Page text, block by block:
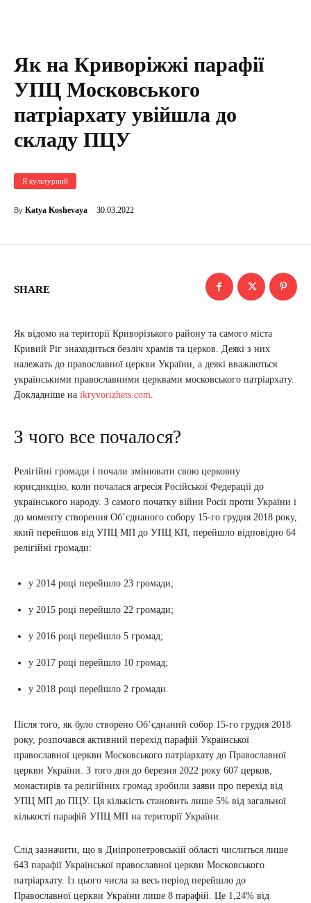
Як на Криворіжжі парафії
УПЦ Московського
патріархату увійшла до
складу ПЦУ
Я культурний
By Katya Koshevaya 30.03.2022
SHARE
Як відомо на території Криворізького району та самого міста
Кривий Ріг знаходиться безліч храмів та церков. Деякі з них
належать до православної церкви України, а деякі вважаються
українськими православними церквами московського патріархату.
Докладніше на ikryvorizhets.com.
З чого все почалося?
Релігійні громади і почали змінювати свою церковну
юрисдикцію, коли почалася агресія Російської Федерації до
українського народу. З самого початку війни Росії проти України і
до моменту створення Об’єднаного собору 15-го грудня 2018 року,
який перейшов від УПЦ МП до УПЦ КП, перейшло відповідно 64
релігійні громади:
у 2014 році перейшло 23 громади;
у 2015 році перейшло 22 громади;
у 2016 році перейшло 5 громад;
у 2017 році перейшло 10 громад;
у 2018 році перейшло 2 громади.
Після того, як було створено Об’єднаний собор 15-го грудня 2018
року, розпочався активний перехід парафій Української
православної церкви Московського патріархату до Православної
церкви України. З того дня до березня 2022 року 607 церков,
монастирів та релігійних громад зробили заяви про перехід від
УПЦ МП до ПЦУ. Ця кількість становить лише 5% від загальної
кількості парафій УПЦ МП на території України.
Слід зазначити, що в Дніпропетровській області числиться лише
643 парафії Української православної церкви Московського
патріархату. Із цього числа за весь період перейшло до
Православної церкви України лише 8 парафій. Це 1,24% від